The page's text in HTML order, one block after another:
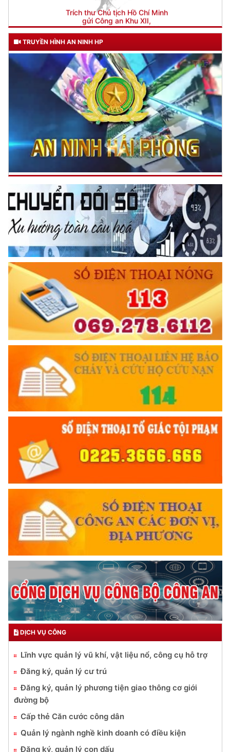
TRUYỀN HÌNH AN NINH HP
DỊCH VỤ CÔNG
Lĩnh vực quản lý vũ khí, vật liệu nổ, công cụ hỗ trợ
Đăng ký, quản lý cư trú
Đăng ký, quản lý phương tiện giao thông cơ giới
đường bộ
Cấp thẻ Căn cước công dân
Quản lý ngành nghề kinh doanh có điều kiện
Đăng ký, quản lý con dấu